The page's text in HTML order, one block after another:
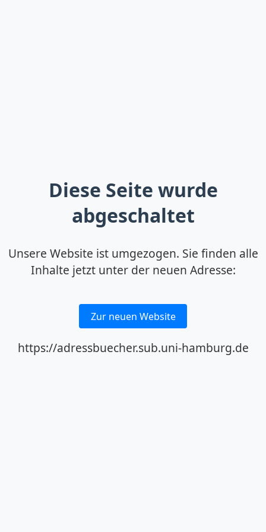
Diese Seite wurde
abgeschaltet
Unsere Website ist umgezogen. Sie finden alle
Inhalte jetzt unter der neuen Adresse:
Zur neuen Website
https://adressbuecher.sub.uni-hamburg.de